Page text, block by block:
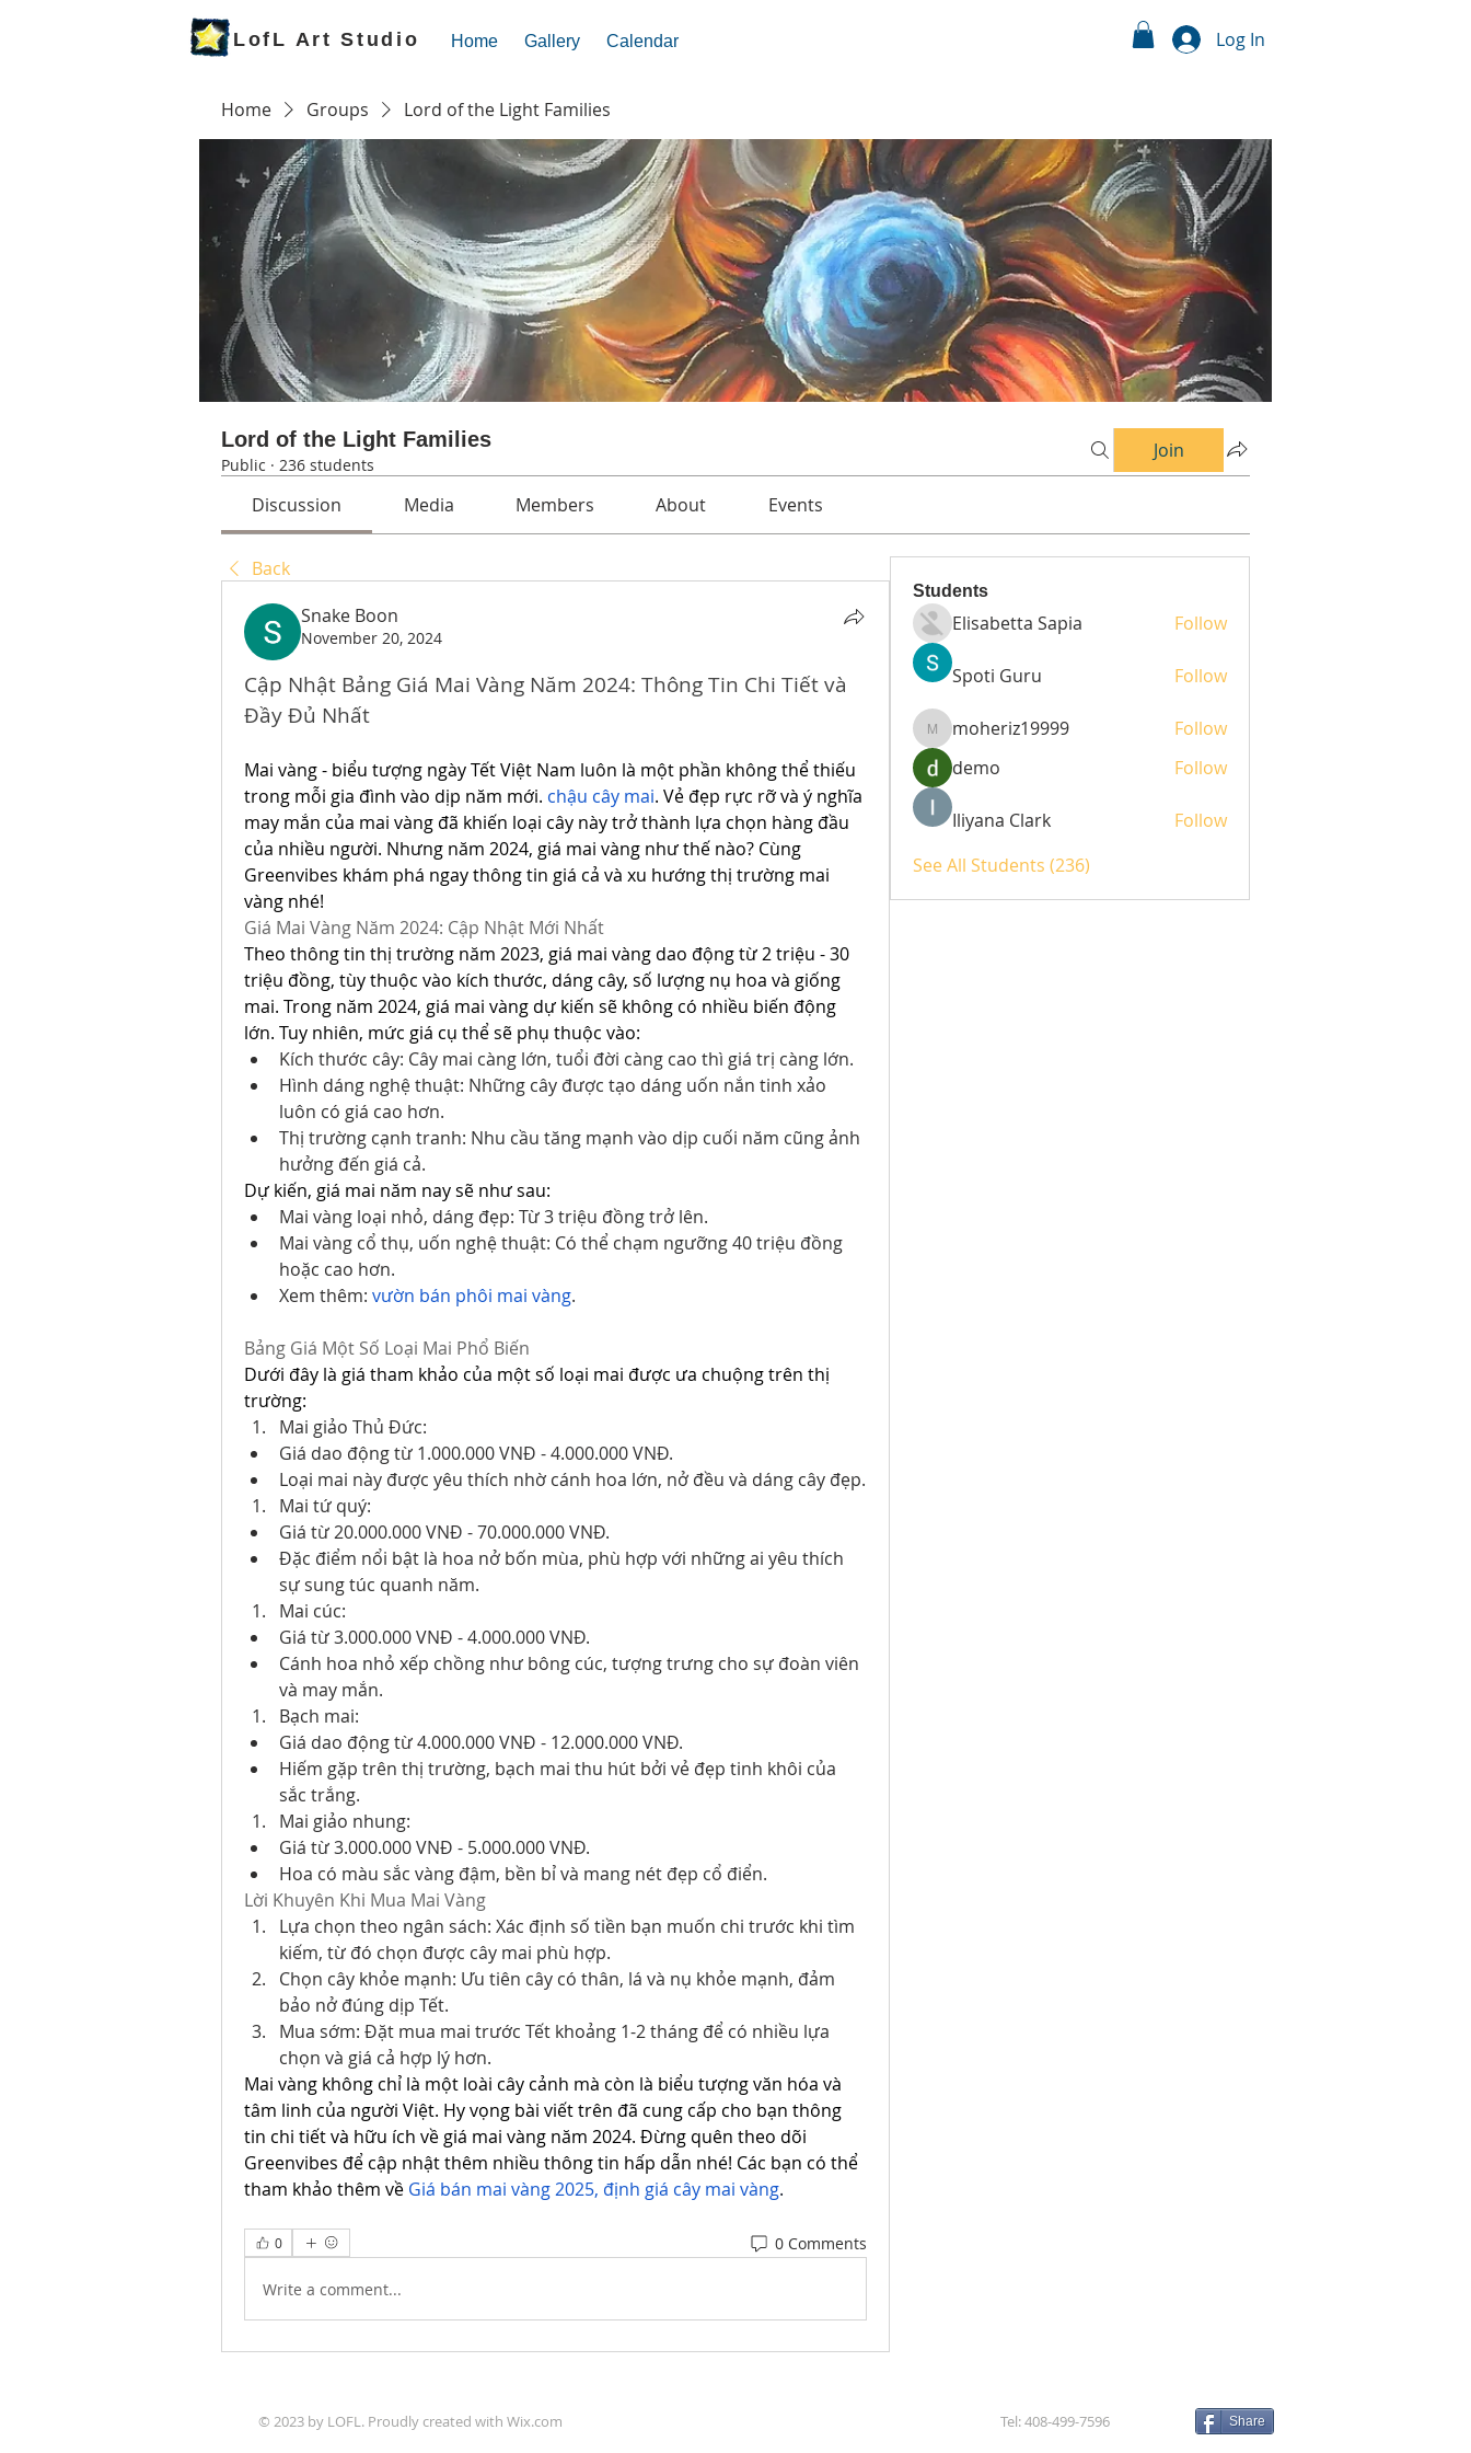
LofL Art Studio Home Gallery Calendar Log In
Home Groups Lord of the Light Families
Lord of the Light Families
Public · 236 students
Join
Discussion Media Members About Events
Back
Snake Boon
November 20, 2024
Cập Nhật Bảng Giá Mai Vàng Năm 2024: Thông Tin Chi Tiết và
Đầy Đủ Nhất
Mai vàng - biểu tượng ngày Tết Việt Nam luôn là một phần không thể thiếu
trong mỗi gia đình vào dịp năm mới. chậu cây mai. Vẻ đẹp rực rỡ và ý nghĩa
may mắn của mai vàng đã khiến loại cây này trở thành lựa chọn hàng đầu
của nhiều người. Nhưng năm 2024, giá mai vàng như thế nào? Cùng
Greenvibes khám phá ngay thông tin giá cả và xu hướng thị trường mai
vàng nhé!
Giá Mai Vàng Năm 2024: Cập Nhật Mới Nhất
Theo thông tin thị trường năm 2023, giá mai vàng dao động từ 2 triệu - 30
triệu đồng, tùy thuộc vào kích thước, dáng cây, số lượng nụ hoa và giống
mai. Trong năm 2024, giá mai vàng dự kiến sẽ không có nhiều biến động
lớn. Tuy nhiên, mức giá cụ thể sẽ phụ thuộc vào:
Kích thước cây: Cây mai càng lớn, tuổi đời càng cao thì giá trị càng lớn.
Hình dáng nghệ thuật: Những cây được tạo dáng uốn nắn tinh xảo
luôn có giá cao hơn.
Thị trường cạnh tranh: Nhu cầu tăng mạnh vào dịp cuối năm cũng ảnh
hưởng đến giá cả.
Dự kiến, giá mai năm nay sẽ như sau:
Mai vàng loại nhỏ, dáng đẹp: Từ 3 triệu đồng trở lên.
Mai vàng cổ thụ, uốn nghệ thuật: Có thể chạm ngưỡng 40 triệu đồng
hoặc cao hơn.
Xem thêm: vườn bán phôi mai vàng.
Bảng Giá Một Số Loại Mai Phổ Biến
Dưới đây là giá tham khảo của một số loại mai được ưa chuộng trên thị
trường:
Mai giảo Thủ Đức:
Giá dao động từ 1.000.000 VNĐ - 4.000.000 VNĐ.
Loại mai này được yêu thích nhờ cánh hoa lớn, nở đều và dáng cây đẹp.
Mai tứ quý:
Giá từ 20.000.000 VNĐ - 70.000.000 VNĐ.
Đặc điểm nổi bật là hoa nở bốn mùa, phù hợp với những ai yêu thích
sự sung túc quanh năm.
Mai cúc:
Giá từ 3.000.000 VNĐ - 4.000.000 VNĐ.
Cánh hoa nhỏ xếp chồng như bông cúc, tượng trưng cho sự đoàn viên
và may mắn.
Bạch mai:
Giá dao động từ 4.000.000 VNĐ - 12.000.000 VNĐ.
Hiếm gặp trên thị trường, bạch mai thu hút bởi vẻ đẹp tinh khôi của
sắc trắng.
Mai giảo nhung:
Giá từ 3.000.000 VNĐ - 5.000.000 VNĐ.
Hoa có màu sắc vàng đậm, bền bỉ và mang nét đẹp cổ điển.
Lời Khuyên Khi Mua Mai Vàng
Lựa chọn theo ngân sách: Xác định số tiền bạn muốn chi trước khi tìm
kiếm, từ đó chọn được cây mai phù hợp.
Chọn cây khỏe mạnh: Ưu tiên cây có thân, lá và nụ khỏe mạnh, đảm
bảo nở đúng dịp Tết.
Mua sớm: Đặt mua mai trước Tết khoảng 1-2 tháng để có nhiều lựa
chọn và giá cả hợp lý hơn.
Mai vàng không chỉ là một loài cây cảnh mà còn là biểu tượng văn hóa và
tâm linh của người Việt. Hy vọng bài viết trên đã cung cấp cho bạn thông
tin chi tiết và hữu ích về giá mai vàng năm 2024. Đừng quên theo dõi
Greenvibes để cập nhật thêm nhiều thông tin hấp dẫn nhé! Các bạn có thể
tham khảo thêm về Giá bán mai vàng 2025, định giá cây mai vàng.
0 0 Comments
Write a comment...
Students
Elisabetta Sapia Follow
Spoti Guru Follow
moheriz19999
moheriz19999
Follow
demo
Follow
Iliyana Clark
Follow
See All Students (236)
© 2023 by LOFL. Proudly created with Wix.com Tel: 408-499-7596 Share